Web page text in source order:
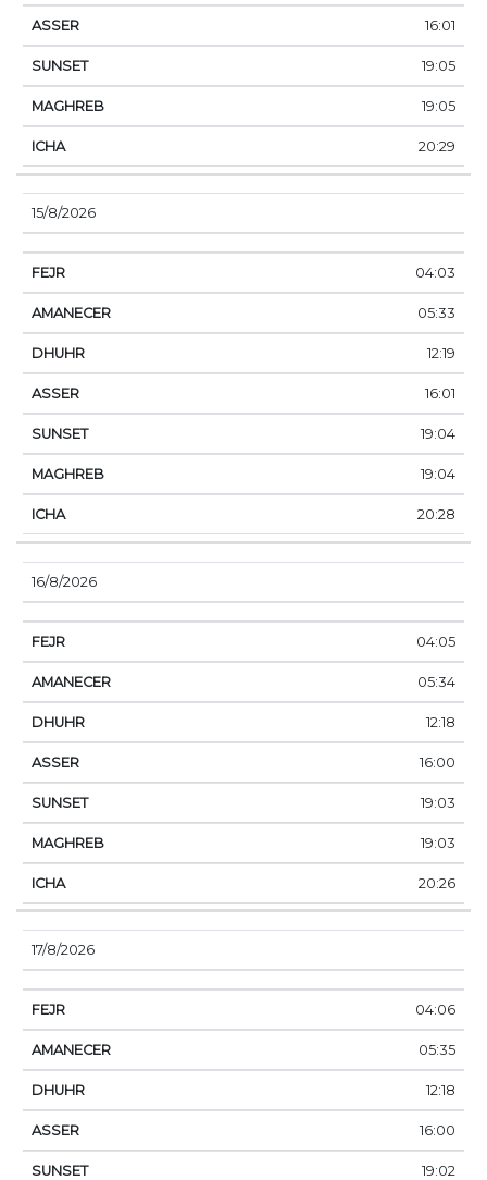
16:01
19:05
19:05
20:29
15/8/2026
04:03
05:33
12:19
16:01
19:04
19:04
20:28
16/8/2026
04:05
05:34
12:18
16:00
19:03
19:03
20:26
17/8/2026
04:06
05:35
12:18
16:00
19:02